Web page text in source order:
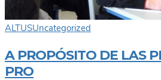
ALTUSUncategorized
A PROPÓSITO DE LAS
PRO